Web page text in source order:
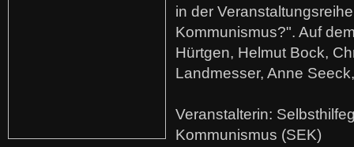
in der
Kommunismus?". Auf
Hürtgen, Helmut Bock,
Landmesser, Anne
Veranstalterin:
Kommunismus (SEK)